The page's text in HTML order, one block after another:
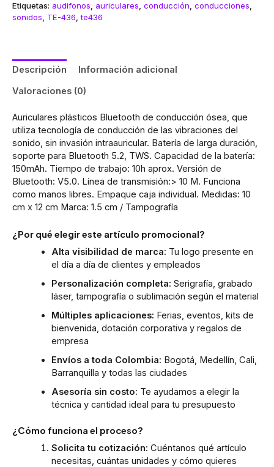
Etiquetas: audifonos, auriculares, conducción, conducciones,
sonidos, TE-436,te436
Descripción
Información adicional
Valoraciones (0)
Auriculares plásticos Bluetooth de conducción ósea, que
utiliza tecnología de conducción de las vibraciones del
sonido, sin invasión intraauricular. Batería de larga duración,
soporte para Bluetooth 5.2, TWS. Capacidad de la batería:
150mAh. Tiempo de trabajo: 10h aprox. Versión de
Bluetooth: V5.0. Línea de transmisión:> 10 M. Funciona
como manos libres. Empaque caja individual. Medidas: 10
cm x 12 cm Marca: 1.5 cm / Tampografía
¿Por qué elegir este artículo promocional?
Alta visibilidad de marca: Tu logo presente en
el día a día de clientes y empleados
Personalización completa: Serigrafía, grabado
láser, tampografía o sublimación según el material
Múltiples aplicaciones: Ferias, eventos, kits de
bienvenida, dotación corporativa y regalos de
empresa
Envíos a toda Colombia: Bogotá, Medellín, Cali,
Barranquilla y todas las ciudades
Asesoría sin costo: Te ayudamos a elegir la
técnica y cantidad ideal para tu presupuesto
¿Cómo funciona el proceso?
Solicita tu cotización: Cuéntanos qué artículo
necesitas, cuántas unidades y cómo quieres